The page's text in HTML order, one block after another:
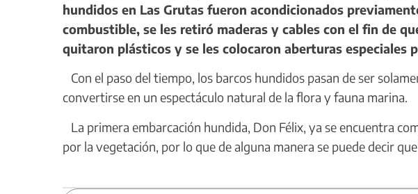
hundidos en Las Grutas fueron acondicionados
combustible, se les retiró maderas y cables con el fin de
quitaron plásticos y se les colocaron aberturas especiales
Con el paso del tiempo, los barcos hundidos pasan de ser
convertirse en un espectáculo natural de la flora y fauna marina.
La primera embarcación hundida, Don Félix, ya se encuentra
por la vegetación, por lo que de alguna manera se puede decir